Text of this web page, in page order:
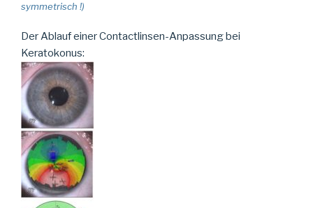
symmetrisch !)
Der Ablauf einer Contactlinsen-Anpassung bei
Keratokonus: